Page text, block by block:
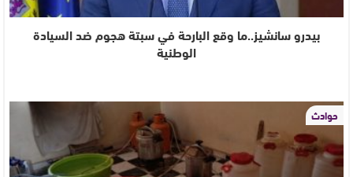
بيدرو سانشيز..ما وقع البارحة في سبتة هجوم ضد السيادة
الوطنية
حوادث